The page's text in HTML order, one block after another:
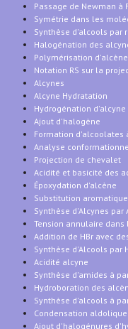
Passage de Newman à
Symétrie dans les
Synthèse d'alcools par
Halogénation des
Polymérisation d'alcène
Notation RS sur la
Alcynes
Alcyne Hydratation
Hydrogénation d'alcyne
Ajout d'halogène
Formation d'alcoolates
Analyse
Projection de chevalet
Acidité et basicité des
Époxydation d'alcène
Substitution
Synthèse d'Alcynes par
Tension annulaire
Addition de HBr avec
Synthèse d'Alcools par
Acidité alcyne
Synthèse d'amides à
Hydroboration des
Synthèse d'alcools à
Condensation
Ajout d'halogénures